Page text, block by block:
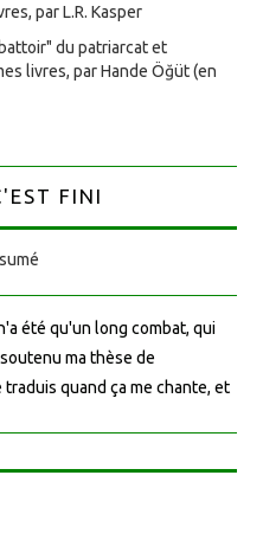
par L.R. Kasper
du patriarcat et
livres, par Hande Öğüt (en
FINI
été qu'un long combat, qui
ma thèse de
quand ça me chante, et